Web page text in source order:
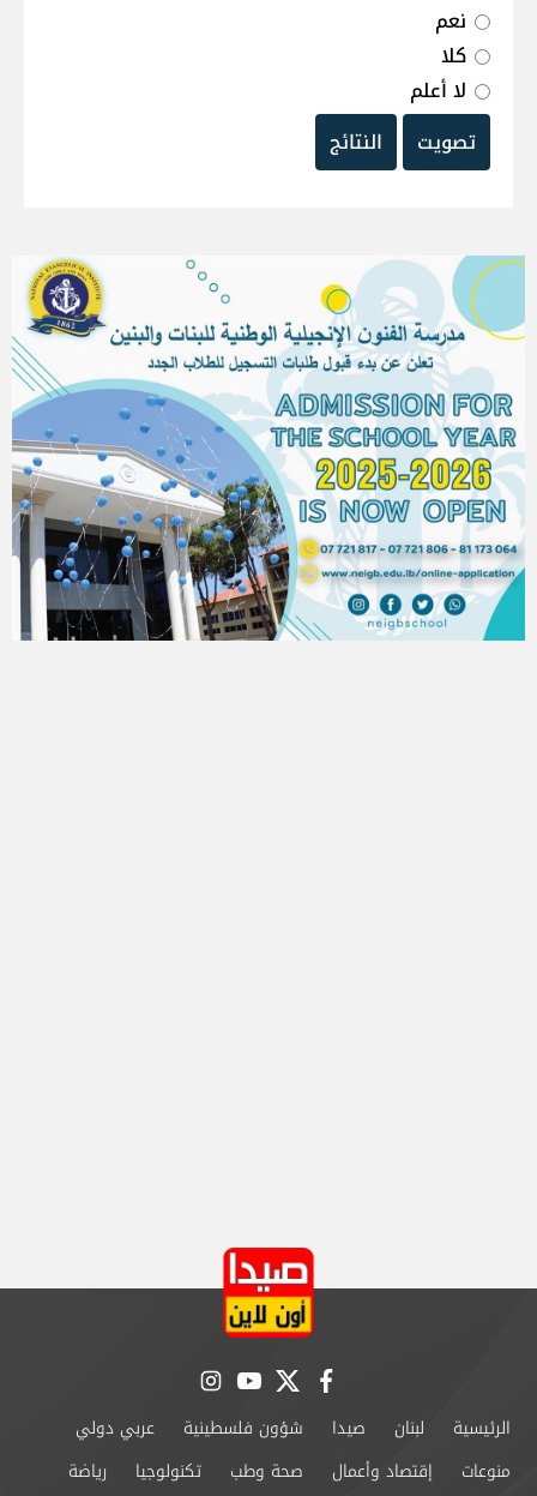
نعم
كلا
لا أعلم
تصويت
النتائج
facebook
twitter
youtube
instagram
الرئيسية لبنان صيدا شؤون فلسطينية
عربي دولي
منوعات
إقتصاد وأعمال صحة وطب تكنولوجيا رياضة